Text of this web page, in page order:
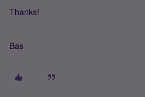
Thanks!
Bas